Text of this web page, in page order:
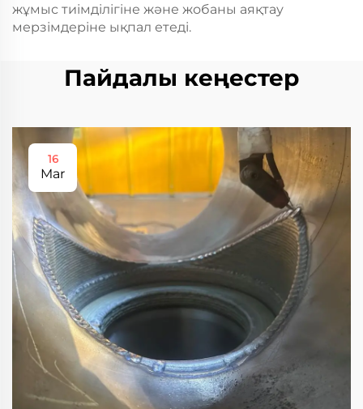
жұмыс тиімділігіне және жобаны аяқтау
мерзімдеріне ықпал етеді.
Пайдалы кеңестер
16
Mar